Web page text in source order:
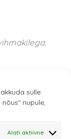
sulle
nupule,
Alati aktiivne